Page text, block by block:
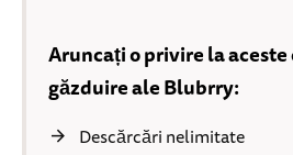
Aruncați o privire la
găzduire ale Blubrry:
Descărcări nelimitate